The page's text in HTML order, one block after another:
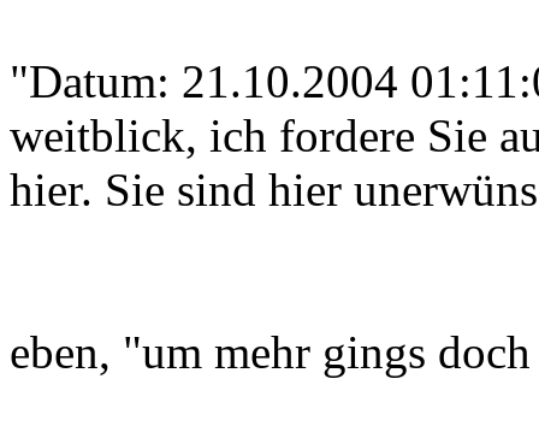
"Datum: 21.10.2004
weitblick, ich fordere Sie
hier. Sie sind hier
eben, "um mehr gings